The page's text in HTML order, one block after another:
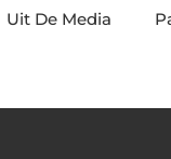
Uit De Media